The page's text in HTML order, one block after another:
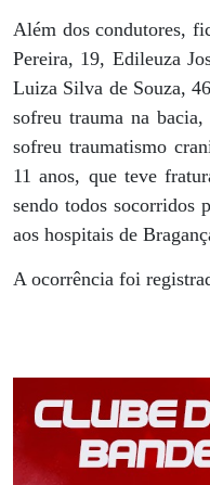
Além dos condutores,
Pereira, 19, Edileuza
Luiza Silva de Souza,
sofreu trauma na
sofreu traumatismo
11 anos, que teve
sendo todos socorridos
aos hospitais de
A ocorrência foi